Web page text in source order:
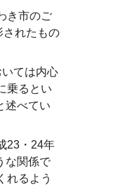
き市のご
されたもの
ては内心
乗るとい
述べてい
23・24年
な関係で
れるよう